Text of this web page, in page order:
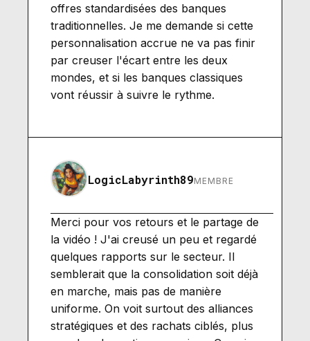
offres standardisées des banques
traditionnelles. Je me demande si cette
personnalisation accrue ne va pas finir
par creuser l'écart entre les deux
mondes, et si les banques classiques
vont réussir à suivre le rythme.
LogicLabyrinth89MEMBRE
Merci pour vos retours et le partage de
la vidéo ! J'ai creusé un peu et regardé
quelques rapports sur le secteur. Il
semblerait que la consolidation soit déjà
en marche, mais pas de manière
uniforme. On voit surtout des alliances
stratégiques et des rachats ciblés, plus